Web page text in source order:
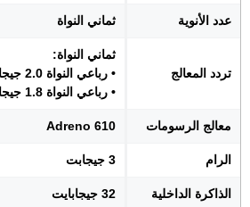
عدد الأنوية ثماني النواة
تردد المعالج
ثماني النواة:
• رباعي النواة 2.0 جيجاهرتز
• رباعي النواة 1.8 جيجاهرتز
معالج الرسومات Adreno 610
الرام 3 جيجابت
الذاكرة الداخلية 32 جيجابايت